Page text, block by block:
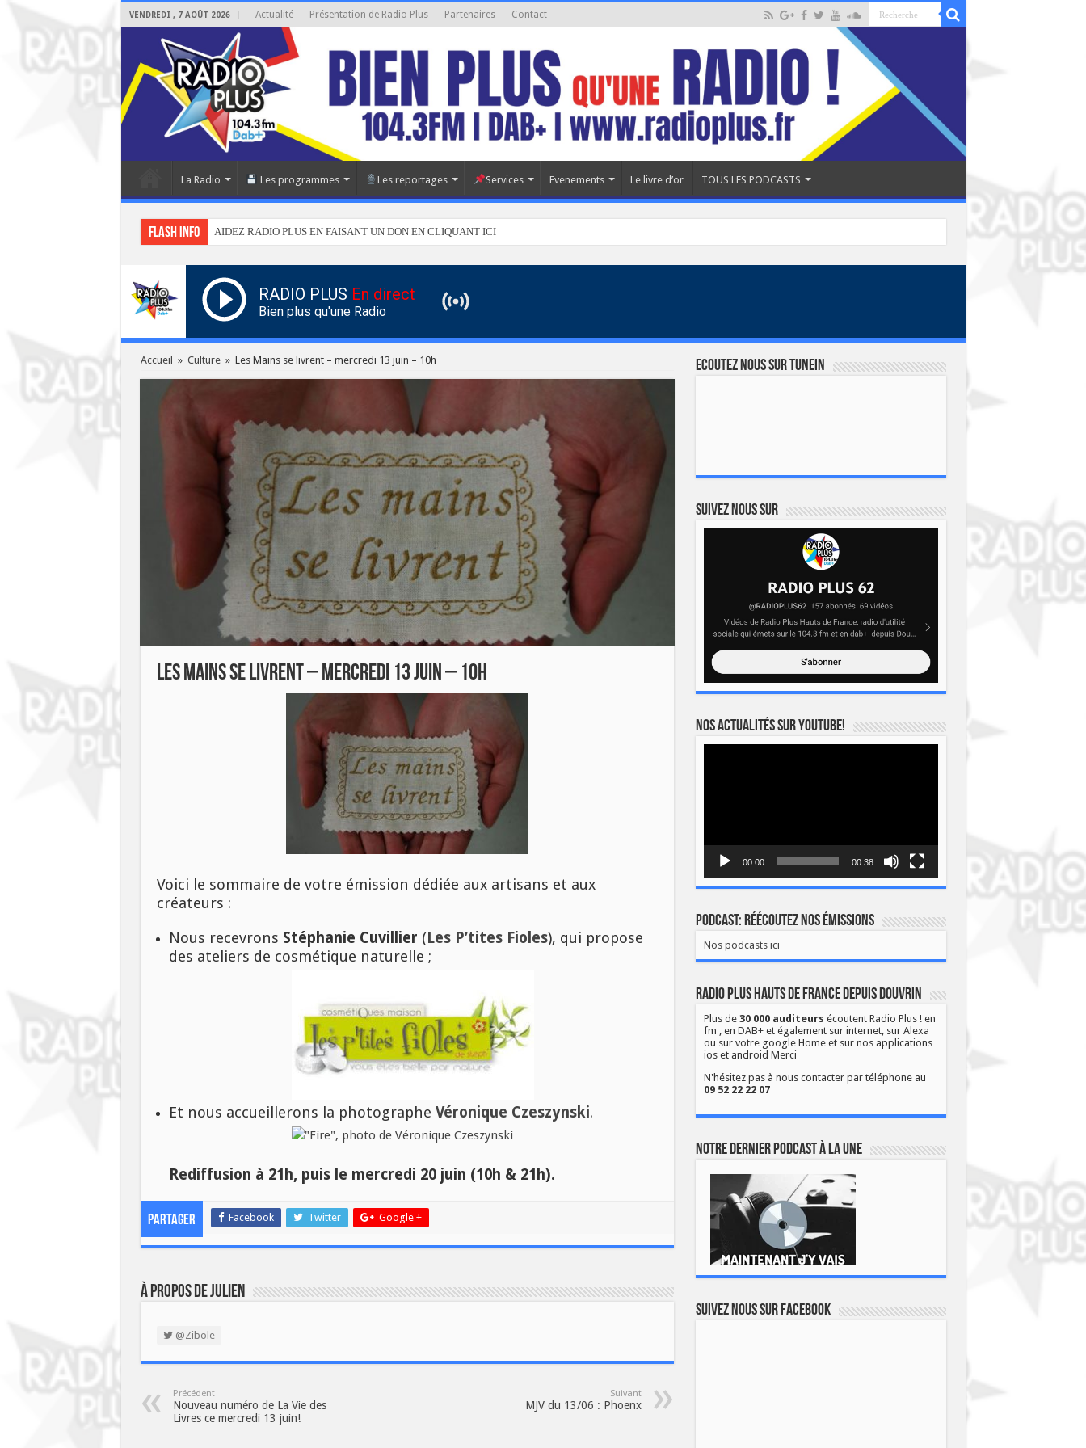
VENDREDI , 7 AOÛT 2026 Actualité Présentation de Radio Plus Partenaires Contact
La Radio Les programmes Les reportages Services Evenements Le livre d’or TOUS LES PODCASTS
Flash info AIDEZ RADIO PLUS EN FAISANT UN DON EN CLIQUANT ICI
RADIO PLUS En direct
Bien plus qu'une Radio
Accueil » Culture » Les Mains se livrent – mercredi 13 juin – 10h
Les Mains se livrent – mercredi 13 juin – 10h
Voici le sommaire de votre émission dédiée aux artisans et aux
créateurs :
Nous recevrons Stéphanie Cuvillier ( Les P’tites Fioles), qui propose
des ateliers de cosmétique naturelle ;
Et nous accueillerons la photographe Véronique Czeszynski.
Rediffusion à 21h, puis le mercredi 20 juin (10h & 21h).
Partager Facebook Twitter Google +
À propos de Julien
@Zibole
Précédent
Nouveau numéro de La Vie des
Livres ce mercredi 13 juin!
Suivant
MJV du 13/06 : Phoenx
Ecoutez nous sur TuneIn
Suivez nous sur
Nos actualités sur YOUTUBE!
00:00 00:38
Podcast: Réécoutez nos émissions
Nos podcasts ici
Radio Plus Hauts de France depuis Douvrin
Plus de 30 000 auditeurs écoutent Radio Plus ! en
fm , en DAB+ et également sur internet, sur Alexa
ou sur votre google Home et sur nos applications
ios et android Merci
N'hésitez pas à nous contacter par téléphone au
09 52 22 22 07
Notre dernier podcast à la une
Suivez nous sur Facebook